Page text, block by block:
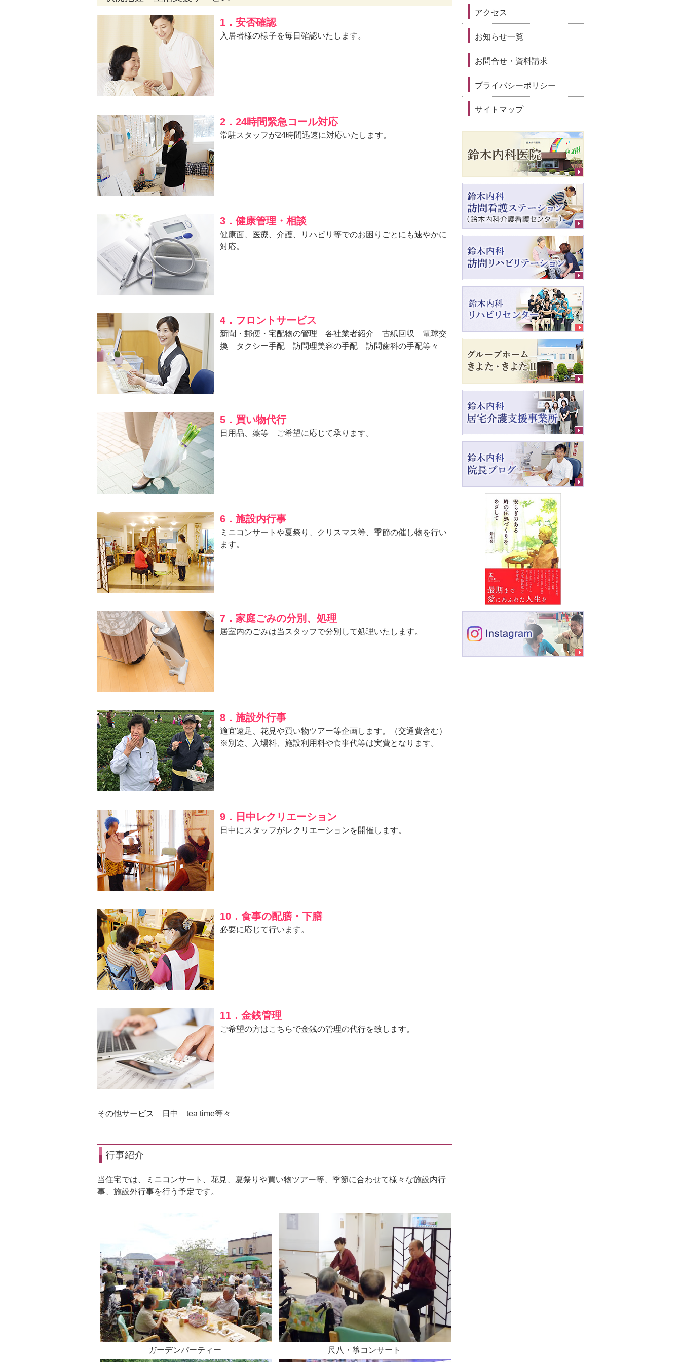
1．安否確認
入居者様の様子を毎日確認いたします。
2．24時間緊急コール対応
常駐スタッフが24時間迅速に対応いたします。
3．健康管理・相談
健康面、医療、介護、リハビリ等でのお困りごとにも速やかに
対応。
4．フロントサービス
新聞・郵便・宅配物の管理 各社業者紹介 古紙回収 電球交
換 タクシー手配 訪問理美容の手配 訪問歯科の手配等々
5．買い物代行
日用品、薬等 ご希望に応じて承ります。
6．施設内行事
ミニコンサートや夏祭り、クリスマス等、季節の催し物を行い
ます。
7．家庭ごみの分別、処理
居室内のごみは当スタッフで分別して処理いたします。
8．施設外行事
適宜遠足、花見や買い物ツアー等企画します。（交通費含む）
※別途、入場料、施設利用料や食事代等は実費となります。
9．日中レクリエーション
日中にスタッフがレクリエーションを開催します。
10．食事の配膳・下膳
必要に応じて行います。
11．金銭管理
ご希望の方はこちらで金銭の管理の代行を致します。
その他サービス 日中 tea time等々
行事紹介
当住宅では、ミニコンサート、花見、夏祭りや買い物ツアー等、季節に合わせて様々な施設内行
事、施設外行事を行う予定です。
ガーデンパーティー 尺八・箏コンサート
アクセス
お知らせ一覧
お問合せ・資料請求
プライバシーポリシー
サイトマップ